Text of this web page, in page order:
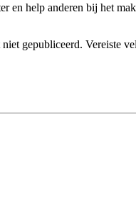
en help anderen bij het
gepubliceerd. Vereiste